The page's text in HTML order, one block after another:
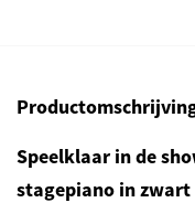
Speelklaar in de
stagepiano in